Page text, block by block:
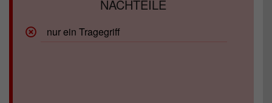
nur ein Tragegriff